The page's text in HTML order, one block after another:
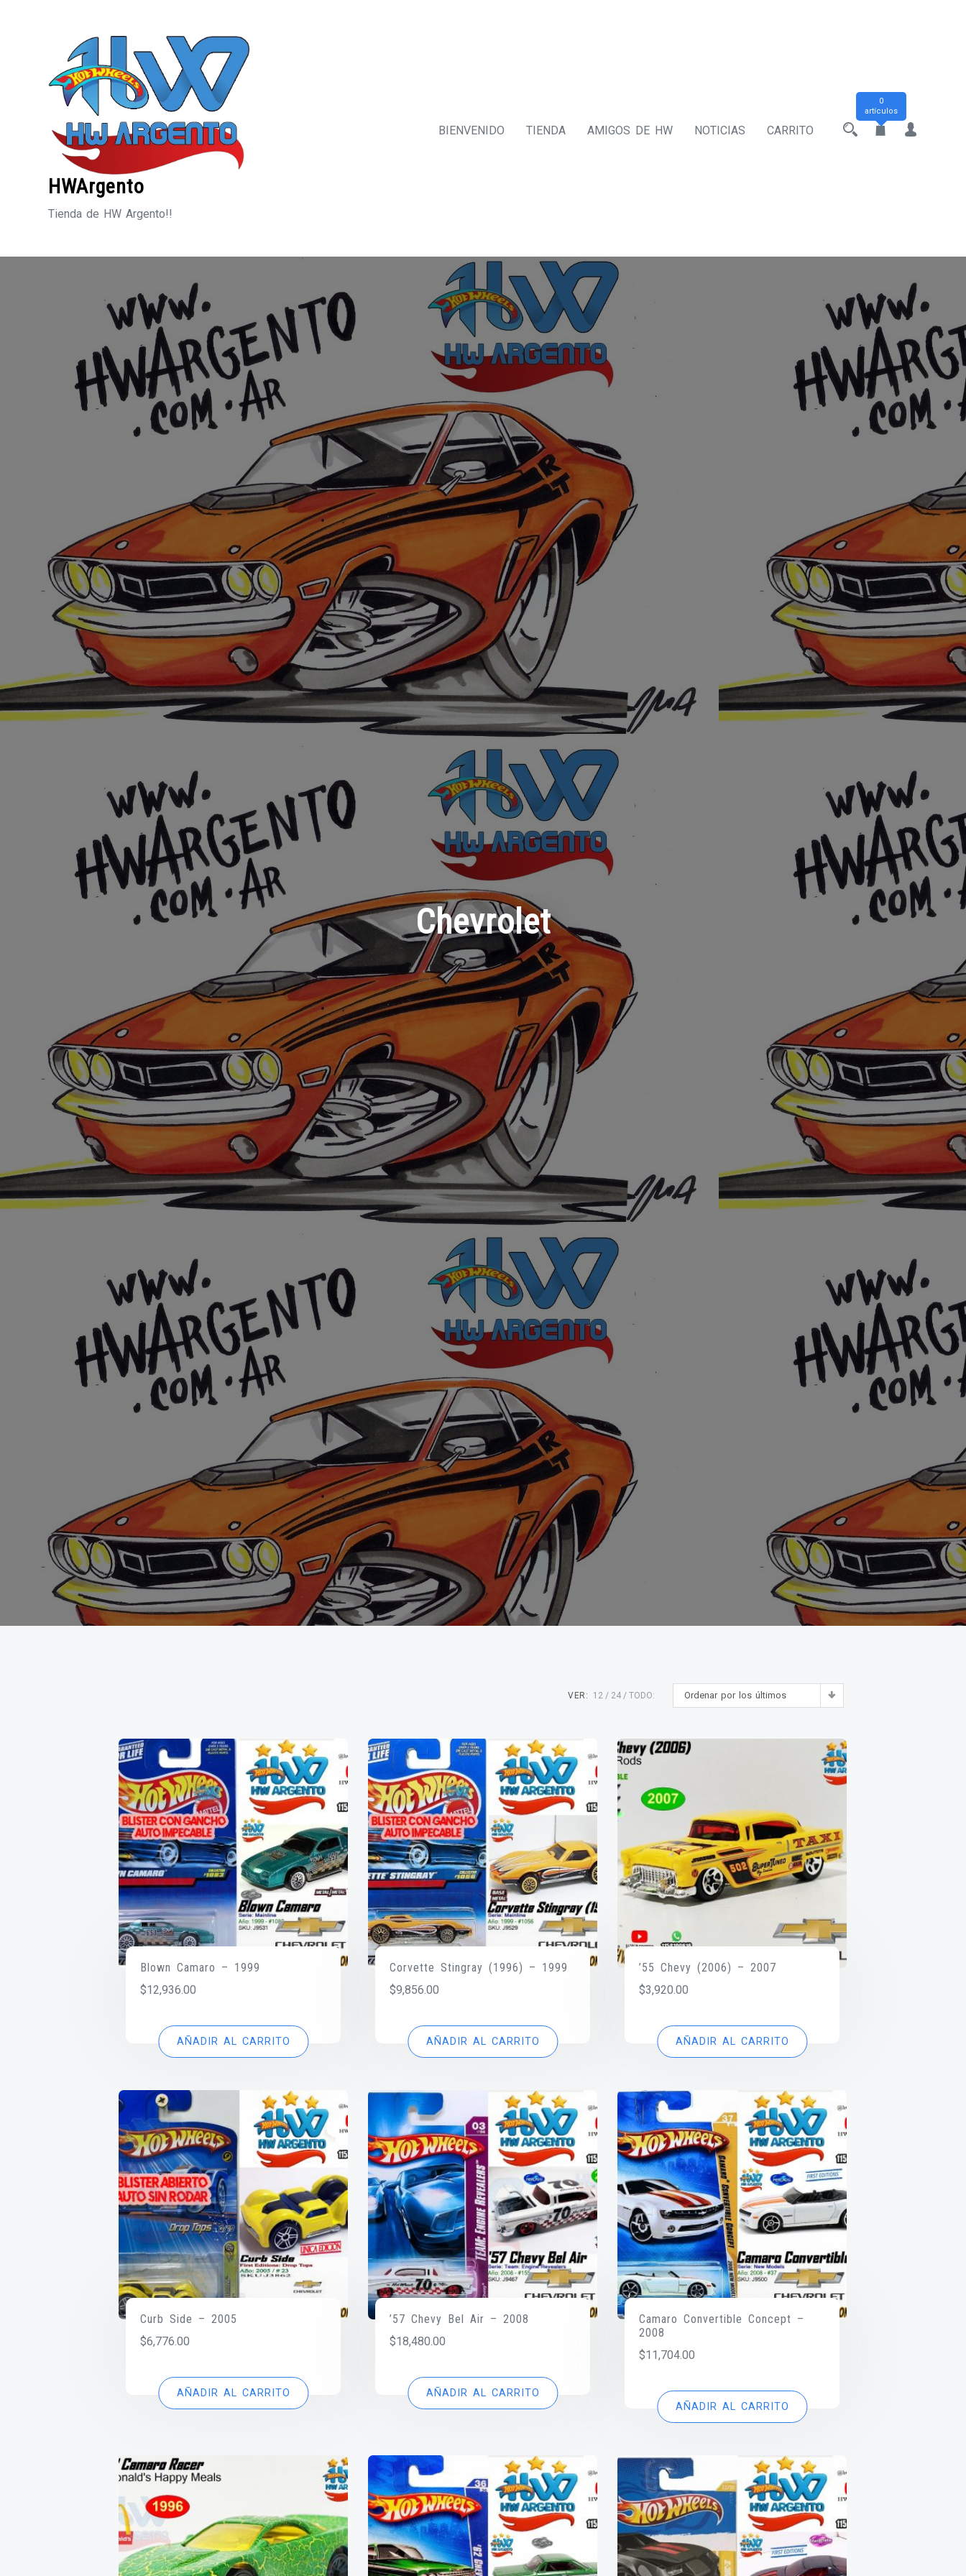
HWArgento
Tienda de HW Argento!!
BIENVENIDO TIENDA AMIGOS DE HW NOTICIAS CARRITO
0
artículos
Chevrolet
Ordenar por los últimos
VER: 12 24 TODO:
Blown Camaro – 1999
$12,936.00
AÑADIR AL CARRITO
Corvette Stingray (1996) – 1999
$9,856.00
AÑADIR AL CARRITO
’55 Chevy (2006) – 2007
$3,920.00
AÑADIR AL CARRITO
Curb Side – 2005
$6,776.00
AÑADIR AL CARRITO
’57 Chevy Bel Air – 2008
$18,480.00
AÑADIR AL CARRITO
Camaro Convertible Concept –
2008
$11,704.00
AÑADIR AL CARRITO